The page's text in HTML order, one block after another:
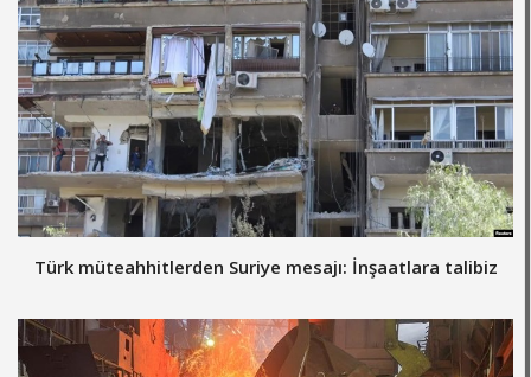
Türk müteahhitlerden Suriye mesajı: İnşaatlara talibiz